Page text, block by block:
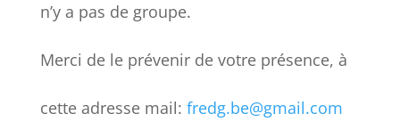
n’y a pas de groupe.
Merci de le prévenir de votre présence, à
cette adresse mail: fredg.be@gmail.com